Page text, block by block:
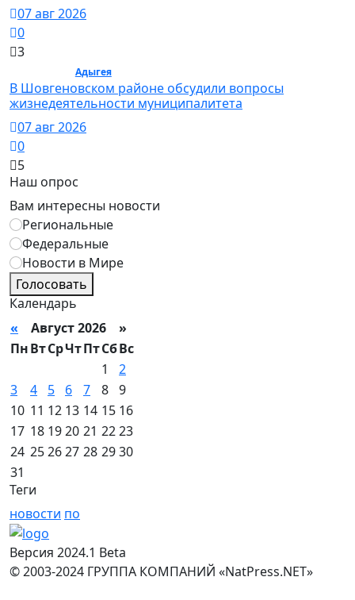
07 авг 2026
0
3
Адыгея/ Общество
В Шовгеновском районе обсудили вопросы
жизнедеятельности муниципалитета
07 авг 2026
0
5
Наш опрос
Вам интересны новости
Региональные
Федеральные
Новости в Мире
Голосовать
Календарь
« Август 2026 »
ПнВтСрЧтПтСбВс
1
2
3
4 5 6 7 8 9
10 11 12 13 14 15 16
17 18 1920 21 2223
24 252627 28 2930
31
Теги
новости по
Версия 2024.1 Beta
© 2003-2024 ГРУППА КОМПАНИЙ «NatPress.NET»